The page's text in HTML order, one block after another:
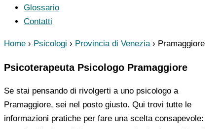
Glossario
Contatti
Home › Psicologi › Provincia di Venezia › Pramaggiore
Psicoterapeuta Psicologo Pramaggiore
Se stai pensando di rivolgerti a uno psicologo a
Pramaggiore, sei nel posto giusto. Qui trovi tutte le
informazioni pratiche per fare una scelta consapevole: